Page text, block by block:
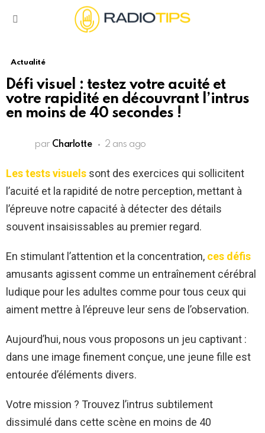
Actualité
Défi visuel : testez votre acuité et
votre rapidité en découvrant l’intrus
en moins de 40 secondes !
par Charlotte 2 ans ago
Les tests visuels sont des exercices qui sollicitent
l’acuité et la rapidité de notre perception, mettant à
l’épreuve notre capacité à détecter des détails
souvent insaisissables au premier regard.
En stimulant l’attention et la concentration, ces défis
amusants agissent comme un entraînement cérébral
ludique pour les adultes comme pour tous ceux qui
aiment mettre à l’épreuve leur sens de l’observation.
Aujourd’hui, nous vous proposons un jeu captivant :
dans une image finement conçue, une jeune fille est
entourée d’éléments divers.
Votre mission ? Trouvez l’intrus subtilement
dissimulé dans cette scène en moins de 40